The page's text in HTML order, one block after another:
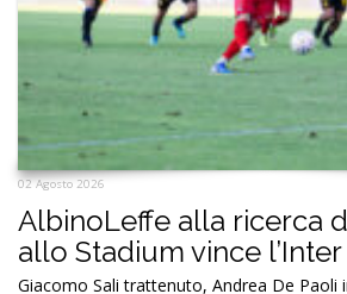
02 Agosto 2026
AlbinoLeffe alla ricerca
allo Stadium vince
Giacomo Sali trattenuto, Andrea De Paoli